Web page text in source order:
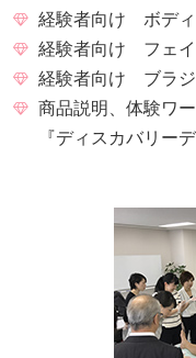
経験者向け ボディ
経験者向け フェイ
経験者向け ブラジ
商品説明、体験ワ
『ディスカバリーデ